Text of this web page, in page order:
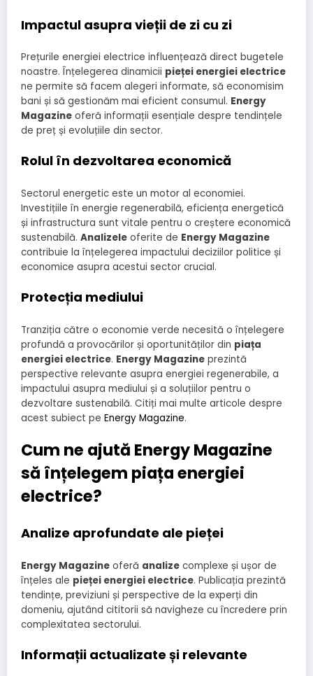
Impactul asupra vieții de zi cu zi
Prețurile energiei electrice influențează direct bugetele
noastre. Înțelegerea dinamicii pieței energiei electrice
ne permite să facem alegeri informate, să economisim
bani și să gestionăm mai eficient consumul. Energy
Magazine oferă informații esențiale despre tendințele
de preț și evoluțiile din sector.
Rolul în dezvoltarea economică
Sectorul energetic este un motor al economiei.
Investițiile în energie regenerabilă, eficiența energetică
și infrastructura sunt vitale pentru o creștere economică
sustenabilă. Analizele oferite de Energy Magazine
contribuie la înțelegerea impactului deciziilor politice și
economice asupra acestui sector crucial.
Protecția mediului
Tranziția către o economie verde necesită o înțelegere
profundă a provocărilor și oportunităților din piața
energiei electrice. Energy Magazine prezintă
perspective relevante asupra energiei regenerabile, a
impactului asupra mediului și a soluțiilor pentru o
dezvoltare sustenabilă. Citiți mai multe articole despre
acest subiect pe Energy Magazine.
Cum ne ajută Energy Magazine
să înțelegem piața energiei
electrice?
Analize aprofundate ale pieței
Energy Magazine oferă analize complexe și ușor de
înțeles ale pieței energiei electrice. Publicația prezintă
tendințe, previziuni și perspective de la experți din
domeniu, ajutând cititorii să navigheze cu încredere prin
complexitatea sectorului.
Informații actualizate și relevante